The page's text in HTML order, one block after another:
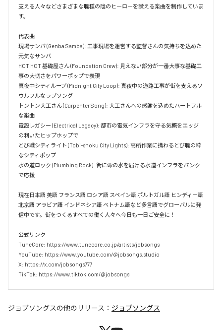
支える人々などさまざまな職種の陰のヒーローを讃える楽曲を制作していま
す。
代表曲
現場サンバ (Genba Samba): 工事現場を運営する監督さんの気持ちを込めた
元気なサンバ
HOT HOT 基礎屋さん (Foundation Crew): 見えない部分が一番大事な基礎工
事の大切さをパワーポップで表現
真夜中シティループ (Midnight City Loop): 真夜中の道路工事が街を支えるソ
ウルフルなラブソング
トントン大工さん (Carpenter Song): 大工さんへの感謝を込めたハートフル
な楽曲
電設レガシー (Electrical Legacy): 都市の電気インフラを守る気概をエッジ
の利いたヒップホップで
とび職シティライト (Tobi-shoku City Lights): 高所作業に携わるとび職の粋
なシティポップ
水の道ロック (Plumbing Rock): 街に命の水を届ける水道インフラをパンク
で応援
現在日本語 英語 フランス語 ロシア語 スペイン語 ポルトガル語 ヒンディー語
北京語 アラビア語 インドネシア語 ベトナム語など多言語でグローバルに発
信中です。街をつくるすべての働く人々へ今日も一日ご安全に！
公式リンク
TuneCore: https://www.tunecore.co.jp/artists/jobsongs
YouTube: https://www.youtube.com/@jobsongs.studio
X: https://x.com/jobsongs777
TikTok: https://www.tiktok.com/@jobsongs
ジョブソングスの他のリリース： ジョブソングス